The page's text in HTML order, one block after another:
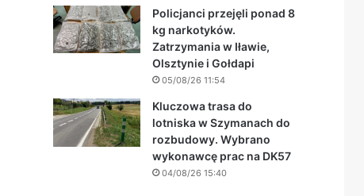
Policjanci przejęli ponad 8
kg narkotyków.
Zatrzymania w Iławie,
Olsztynie i Gołdapi
05/08/26 11:54
Kluczowa trasa do
lotniska w Szymanach do
rozbudowy. Wybrano
wykonawcę prac na DK57
04/08/26 15:40